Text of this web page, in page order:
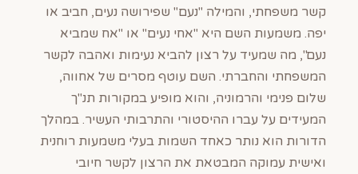
קשר משפחתי, והמילה "נעם" שפירושה נעים, חביב או
יפה. משמעות השם היא "אחי נעים" או "אח שמביא
נעם", מה שמעיד על רצון להביא נעימות ואהבה לקשר
המשפחתי והחברתי. השם עוטף מסרים של אחווה,
שלום פנימי והרמוניה, והוא מופיע במקורות תנ"ך
המעידים על עברו ההיסטורי והתרבותי העשיר. במהלך
הדורות הוא נותר כאחד השמות בעלי משמעות רוחנית
ואישית עמוקה המבטאת את הרצון לקשר חיובי